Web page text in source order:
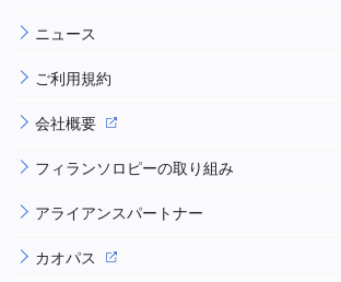
ニュース
ご利用規約
会社概要
フィランソロピーの取り組み
アライアンスパートナー
カオパス